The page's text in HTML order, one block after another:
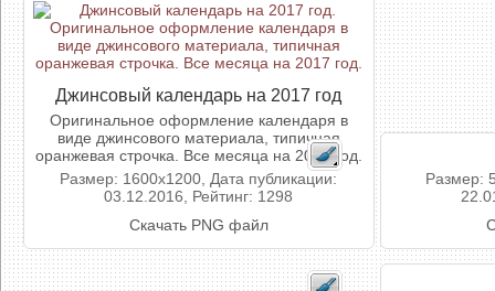
Джинсовый календарь на 2017 год
Оригинальное оформление календаря в
виде джинсового материала, типичная
оранжевая строчка. Все месяца на 2017 год.
Размер: 1600x1200, Дата публикации:
03.12.2016, Рейтинг: 1298
Скачать PNG файл
Размер: